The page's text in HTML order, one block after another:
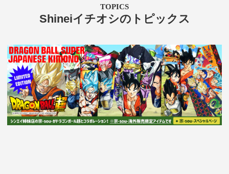
TOPICS
Shineiイチオシのトピックス